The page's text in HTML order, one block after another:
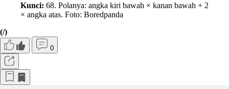
Kunci: 68. Polanya: angka kiri bawah × kanan bawah + 2
× angka atas. Foto: Boredpanda
(/)
0